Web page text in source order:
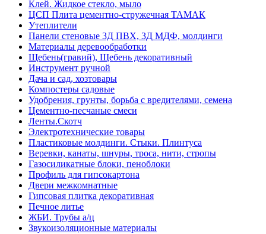
Клей. Жидкое стекло, мыло
ЦСП Плита цементно-стружечная ТАМАК
Утеплители
Панели стеновые 3Д ПВХ, 3Д МДФ, молдинги
Материалы деревообработки
Щебень(гравий), Щебень декоративный
Инструмент ручной
Дача и сад, хозтовары
Компостеры садовые
Удобрения, грунты, борьба с вредителями, семена
Цементно-песчаные смеси
Ленты.Скотч
Электротехнические товары
Пластиковые молдинги. Стыки. Плинтуса
Веревки, канаты, шнуры, троса, нити, стропы
Газосиликатные блоки, пеноблоки
Профиль для гипсокартона
Двери межкомнатные
Гипсовая плитка декоративная
Печное литье
ЖБИ. Трубы а/ц
Звукоизоляционные материалы